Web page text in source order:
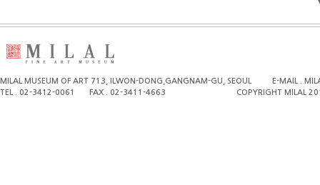
MILAL MUSEUM OF ART 713, ILWON-DONG,GANGNAM-GU, SEOUL
E-MAIL .
TEL . 02-3412-0061
FAX . 02-3411-4663 COPYRIGHT MILAL